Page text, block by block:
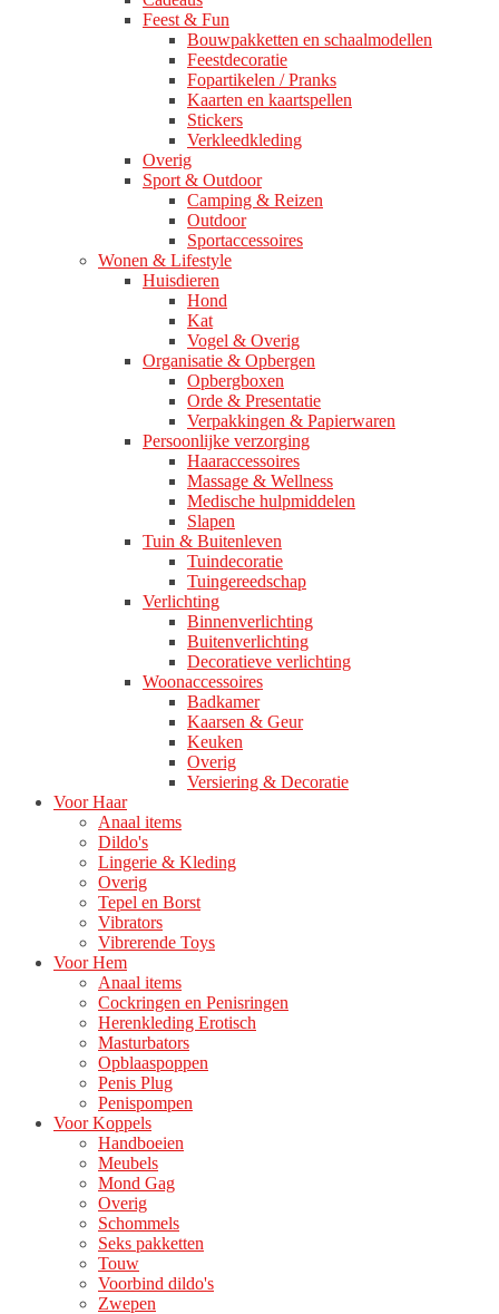
Feest & Fun
Bouwpakketten en schaalmodellen
Feestdecoratie
Fopartikelen / Pranks
Kaarten en kaartspellen
Stickers
Verkleedkleding
Overig
Sport & Outdoor
Camping & Reizen
Outdoor
Sportaccessoires
Wonen & Lifestyle
Huisdieren
Hond
Kat
Vogel & Overig
Organisatie & Opbergen
Opbergboxen
Orde & Presentatie
Verpakkingen & Papierwaren
Persoonlijke verzorging
Haaraccessoires
Massage & Wellness
Medische hulpmiddelen
Slapen
Tuin & Buitenleven
Tuindecoratie
Tuingereedschap
Verlichting
Binnenverlichting
Buitenverlichting
Decoratieve verlichting
Woonaccessoires
Badkamer
Kaarsen & Geur
Keuken
Overig
Versiering & Decoratie
Voor Haar
Anaal items
Dildo's
Lingerie & Kleding
Overig
Tepel en Borst
Vibrators
Vibrerende Toys
Voor Hem
Anaal items
Cockringen en Penisringen
Herenkleding Erotisch
Masturbators
Opblaaspoppen
Penis Plug
Penispompen
Voor Koppels
Handboeien
Meubels
Mond Gag
Overig
Schommels
Seks pakketten
Touw
Voorbind dildo's
Zwepen